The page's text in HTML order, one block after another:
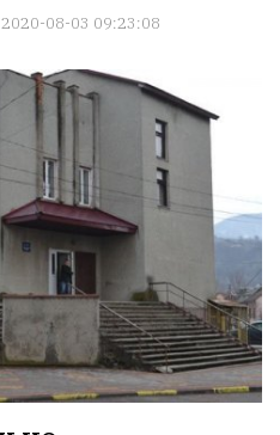
2020-08-03 09:23:08